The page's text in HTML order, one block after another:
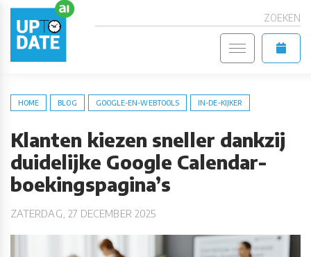
ZOEKEN
HOME BLOG GOOGLE-EN-WEBTOOLS IN-DE-KIJKER
Klanten kiezen sneller dankzij
duidelijke Google Calendar-
boekingspagina’s
ZATERDAG, 27 DECEMBER 2025